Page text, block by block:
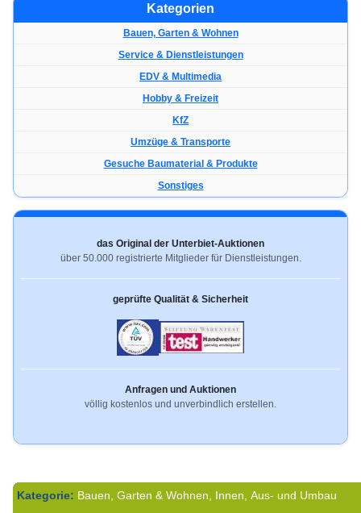
Kategorien
Bauen, Garten & Wohnen
Service & Dienstleistungen
EDV & Multimedia
Hobby & Freizeit
KfZ
Umzüge & Transporte
Gesuche Baumaterial & Produkte
Sonstiges
das Original der Unterbiet-Auktionen
über 50.000 registrierte Mitglieder für Dienstleistungen.
geprüfte Qualität & Sicherheit
Anfragen und Auktionen
völlig kostenlos und unverbindlich erstellen.
Kategorie: Bauen, Garten & Wohnen, Innen, Aus- und Umbau